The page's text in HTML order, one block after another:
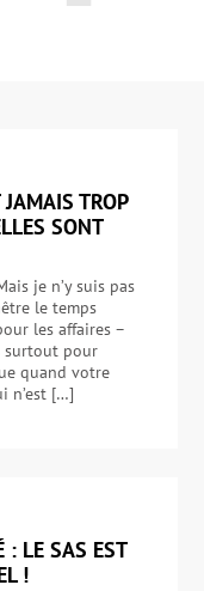
TROP
SONT
je n’y suis pas
le temps
les affaires –
surtout pour
quand votre
n’est […]
: LE SAS EST
!